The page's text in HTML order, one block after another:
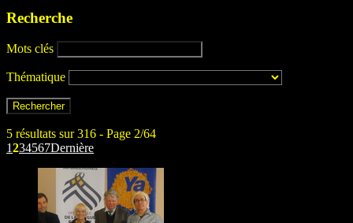
Recherche
Mots clés
Thématique
5 résultats sur 316 - Page 2/64
1234567Dernière